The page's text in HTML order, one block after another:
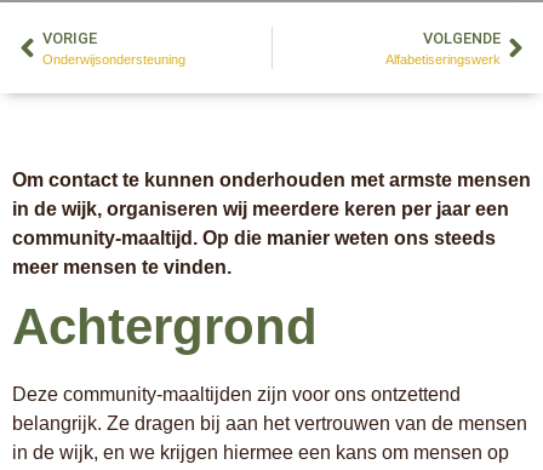
VORIGE
Onderwijsondersteuning
VOLGENDE
Alfabetiseringswerk
Om contact te kunnen onderhouden met armste mensen
in de wijk, organiseren wij meerdere keren per jaar een
community-maaltijd. Op die manier weten ons steeds
meer mensen te vinden.
Achtergrond
Deze community-maaltijden zijn voor ons ontzettend
belangrijk. Ze dragen bij aan het vertrouwen van de mensen
in de wijk, en we krijgen hiermee een kans om mensen op